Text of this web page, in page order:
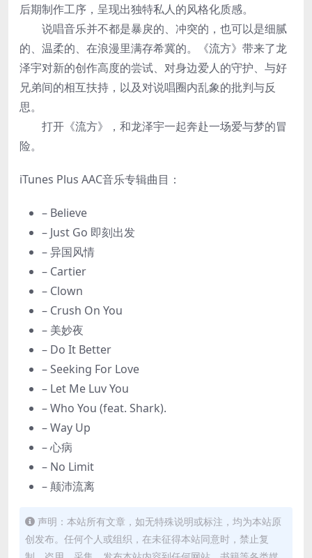
后期制作工序，呈现出独特私人的风格化质感。
说唱音乐并不都是暴戾的、冲突的，也可以是细腻
的、温柔的、在浪漫里满存希冀的。《流方》带来了龙
泽宇对新的创作高度的尝试、对身边爱人的守护、与好
兄弟间的相互扶持，以及对说唱圈内乱象的批判与反
思。
打开《流方》，和龙泽宇一起奔赴一场爱与梦的冒
险。
iTunes Plus AAC音乐专辑曲目：
– Believe
– Just Go 即刻出发
– 异国风情
– Cartier
– Clown
– Crush On You
– 美妙夜
– Do It Better
– Seeking For Love
– Let Me Luv You
– Who You (feat. Shark).
– Way Up
– 心病
– No Limit
– 颠沛流离
声明：本站所有文章，如无特殊说明或标注，均为本站原
创发布。任何个人或组织，在未征得本站同意时，禁止复